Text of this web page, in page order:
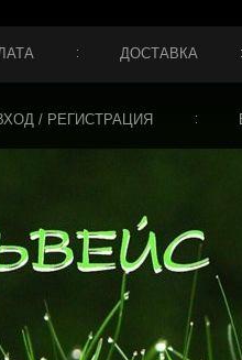
ДОСТАВКА
/ РЕГИСТРАЦИЯ